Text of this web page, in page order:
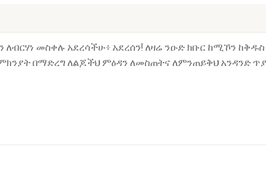
መስቀሉ አደረሳችሁ፥ አደረሰን! ለዛሬ ንዑድ ክቡር ከሚኾን
በማድረግ ለልጆችህ ምዕዳን ለመስጠትና ለምንጠይቅህ አንዳንድ